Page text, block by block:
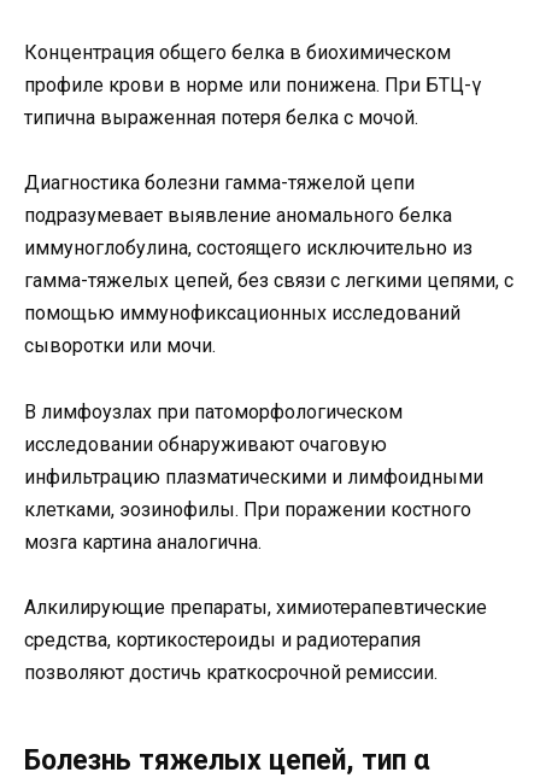
Концентрация общего белка в биохимическом
профиле крови в норме или понижена. При БТЦ-γ
типична выраженная потеря белка с мочой.
Диагностика болезни гамма-тяжелой цепи
подразумевает выявление аномального белка
иммуноглобулина, состоящего исключительно из
гамма-тяжелых цепей, без связи с легкими цепями, с
помощью иммунофиксационных исследований
сыворотки или мочи.
В лимфоузлах при патоморфологическом
исследовании обнаруживают очаговую
инфильтрацию плазматическими и лимфоидными
клетками, эозинофилы. При поражении костного
мозга картина аналогична.
Алкилирующие препараты, химиотерапевтические
средства, кортикостероиды и радиотерапия
позволяют достичь краткосрочной ремиссии.
Болезнь тяжелых цепей, тип α